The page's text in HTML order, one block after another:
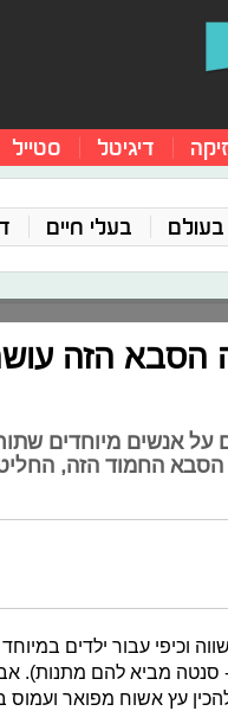
דיגיטל סטייל
בעולם בעלי חיים
הסבא הזה
על אנשים מיוחדים
הסבא החמוד הזה,
וכיפי עבור ילדים
סנטה מביא להם מתנות).
עץ אשוח מפואר ועמוס